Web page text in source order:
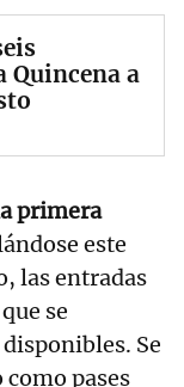
Quincena a
primera
este
las entradas
se
Se
pases